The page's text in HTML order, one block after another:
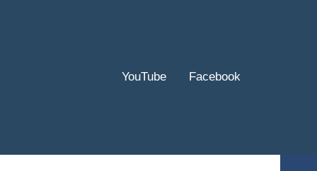
YouTube Facebook